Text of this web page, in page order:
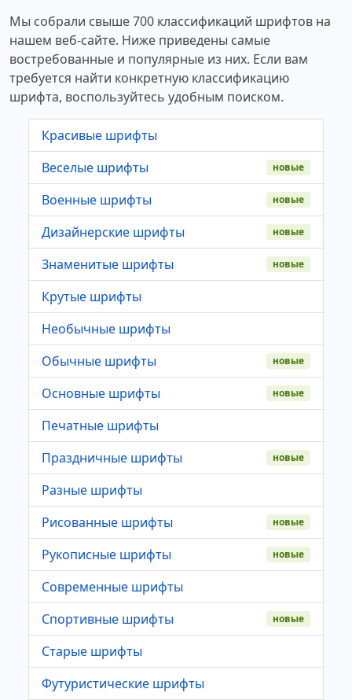
Мы собрали свыше 700 классификаций шрифтов на
нашем веб-сайте. Ниже приведены самые
востребованные и популярные из них. Если вам
требуется найти конкретную классификацию
шрифта, воспользуйтесь удобным поиском.
Красивые шрифты
Веселые шрифты
новые
Военные шрифты новые
Дизайнерские шрифты новые
Знаменитые шрифты новые
Крутые шрифты
Необычные шрифты
Обычные шрифты
новые
Основные шрифты новые
Печатные шрифты
Праздничные шрифты
новые
Разные шрифты
Рисованные шрифты
новые
Рукописные шрифты новые
Современные шрифты
Спортивные шрифты
новые
Старые шрифты
Футуристические шрифты